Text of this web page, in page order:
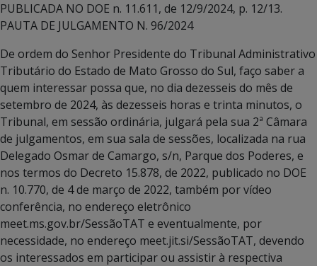
PUBLICADA NO DOE n. 11.611, de 12/9/2024, p. 12/13.
PAUTA DE JULGAMENTO N. 96/2024
De ordem do Senhor Presidente do Tribunal Administrativo
Tributário do Estado de Mato Grosso do Sul, faço saber a
quem interessar possa que, no dia dezesseis do mês de
setembro de 2024, às dezesseis horas e trinta minutos, o
Tribunal, em sessão ordinária, julgará pela sua 2ª Câmara
de julgamentos, em sua sala de sessões, localizada na rua
Delegado Osmar de Camargo, s/n, Parque dos Poderes, e
nos termos do Decreto 15.878, de 2022, publicado no DOE
n. 10.770, de 4 de março de 2022, também por vídeo
conferência, no endereço eletrônico
meet.ms.gov.br/SessãoTAT e eventualmente, por
necessidade, no endereço meet.jit.si/SessãoTAT, devendo
os interessados em participar ou assistir à respectiva